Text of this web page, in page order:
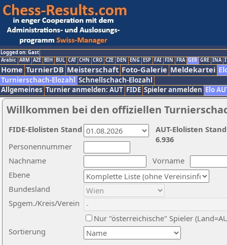
Logged on: Gast
Arabic ARM AZE BIH BUL CAT CHN CRO CZE DEN ENG ESP FAI FIN FRA GER GRE INA
Home TurnierDB Meisterschaft Foto-Galerie Meldekartei
Turnierschach-Elozahl Schnellschach-Elozahl
Allgemeines Turnier anmelden: AUT FIDE Spieler anmelden Elo
Willkommen bei den offiziellen
Nachname
Vorname
Ebene
Sortierung
Personennummer
Bundesland
Spgem./Kreis/Verein
Nur "österreichische" Spieler
AUT-Elolisten
6.936
FIDE-Elolisten Stand